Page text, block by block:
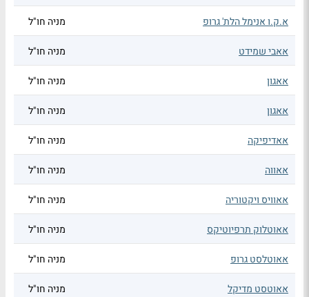
א.ק.ו אנימל הלת' גרופ מניה חו"ל
אאבי שמידט מניה חו"ל
אאגון מניה חו"ל
אאגון מניה חו"ל
אאדיפיקה מניה חו"ל
אאווה מניה חו"ל
אאוויס ויקטוריה מניה חו"ל
אאוטלוק תרפיוטיקס מניה חו"ל
אאוטלסט גרופ מניה חו"ל
אאוטסט מדיקל מניה חו"ל